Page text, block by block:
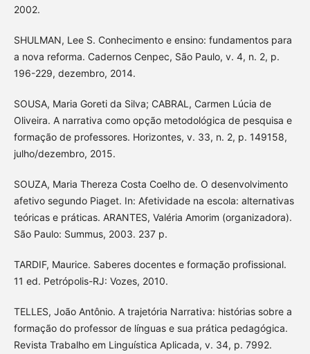
2002.
SHULMAN, Lee S. Conhecimento e ensino: fundamentos para
a nova reforma. Cadernos Cenpec, São Paulo, v. 4, n. 2, p.
196-229, dezembro, 2014.
SOUSA, Maria Goreti da Silva; CABRAL, Carmen Lúcia de
Oliveira. A narrativa como opção metodológica de pesquisa e
formação de professores. Horizontes, v. 33, n. 2, p. 149158,
julho/dezembro, 2015.
SOUZA, Maria Thereza Costa Coelho de. O desenvolvimento
afetivo segundo Piaget. In: Afetividade na escola: alternativas
teóricas e práticas. ARANTES, Valéria Amorim (organizadora).
São Paulo: Summus, 2003. 237 p.
TARDIF, Maurice. Saberes docentes e formação profissional.
11 ed. Petrópolis-RJ: Vozes, 2010.
TELLES, João Antônio. A trajetória Narrativa: histórias sobre a
formação do professor de línguas e sua prática pedagógica.
Revista Trabalho em Linguística Aplicada, v. 34, p. 7992.